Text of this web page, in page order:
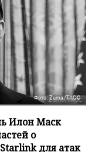
Фото: Zuma/ТАСС
Илон Маск
о
для атак